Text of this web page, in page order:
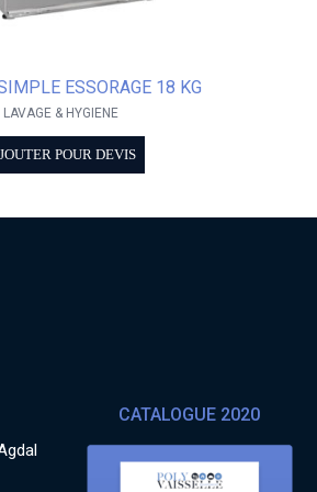
ESSORAGE 18 KG
LAVAGE & HYGIENE
POUR DEVIS
CATALOGUE 2020